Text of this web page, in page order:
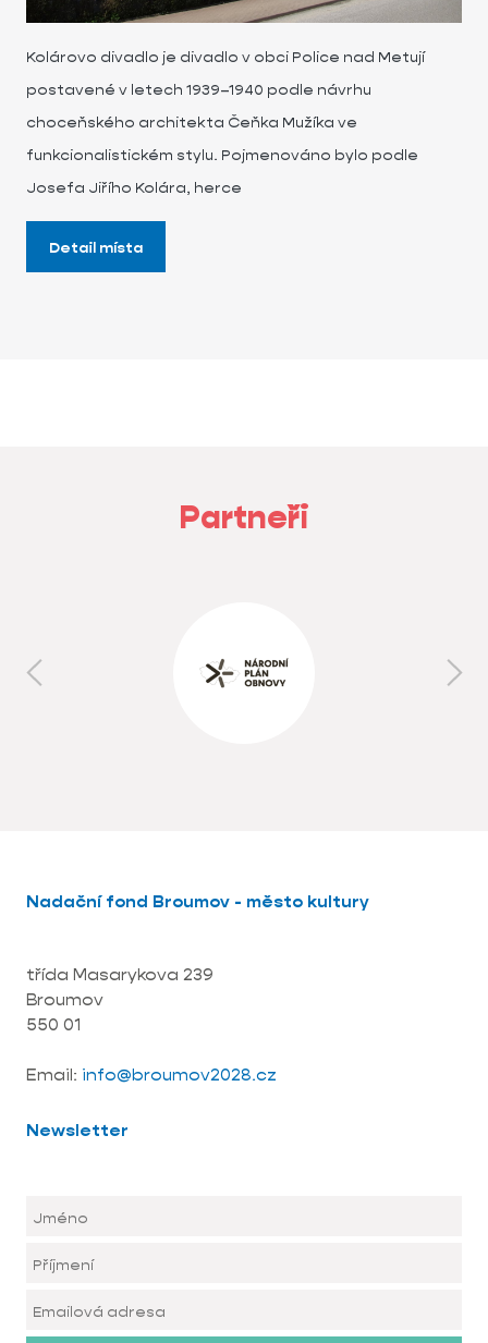
Kolárovo divadlo je divadlo v obci Police nad Metují
postavené v letech 1939–1940 podle návrhu
choceňského architekta Čeňka Mužíka ve
funkcionalistickém stylu. Pojmenováno bylo podle
Josefa Jiřího Kolára, herce
Detail místa
Partneři
Nadační fond Broumov - město kultury
třída Masarykova 239
Broumov
550 01
Email: info@broumov2028.cz
Newsletter